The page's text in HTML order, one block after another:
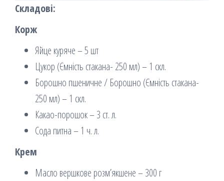
Складові:
Корж
Яйце куряче – 5 шт
Цукор (Ємність стакана- 250 мл) – 1 скл.
Борошно пшеничне / Борошно (Ємність стакана-
250 мл) – 1 скл.
Какао-порошок – 3 ст. л.
Сода питна – 1 ч. л.
Крем
Масло вершкове розм’якшене – 300 г